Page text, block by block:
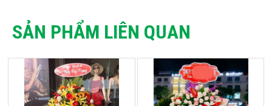
SẢN PHẨM LIÊN QUAN